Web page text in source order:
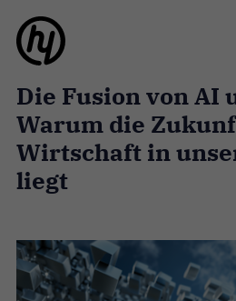
Die Fusion von AI
Warum die
Wirtschaft in
liegt